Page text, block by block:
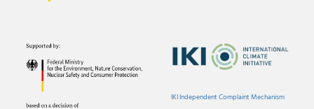
IKI Independent Complaint Mechanism